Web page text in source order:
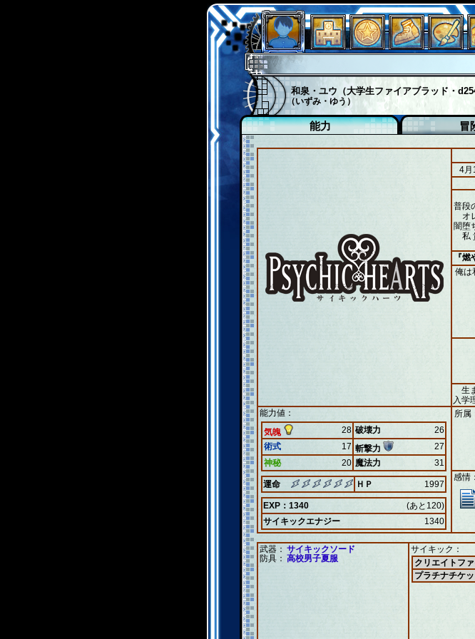
和泉・ユウ（大学生ファイアブラッド・
（いずみ・ゆう）
能力 冒
4
普段
オ
闇堕
私
『
俺は
生
入学
能力値：
気魄
28 破壊力
26
術式
17 斬撃力
27
神秘
20 魔法力 31
運命 ＨＰ 1997
EXP：1340
(あと120)
サイキックエナジー
1340
所属
感情：
武器： サイキックソード
防具： 高校男子夏服
サイキック：
クリエイトフ
プラチナチケッ